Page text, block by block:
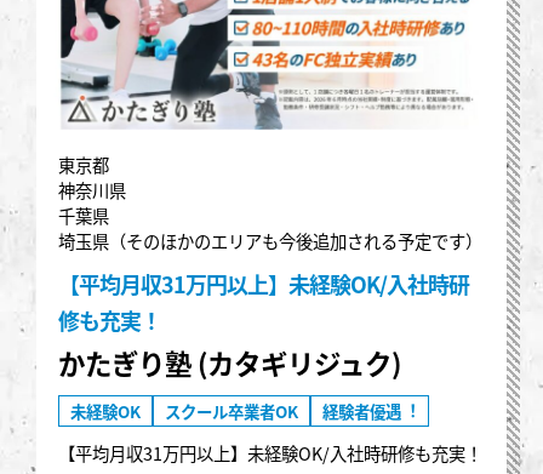
東京都
神奈川県
千葉県
埼玉県（そのほかのエリアも今後追加される予定です）
【平均月収31万円以上】未経験OK/入社時研
修も充実！
かたぎり塾 (カタギリジュク)
未経験OK スクール卒業者OK 経験者優遇︕
【平均月収31万円以上】未経験OK/入社時研修も充実！